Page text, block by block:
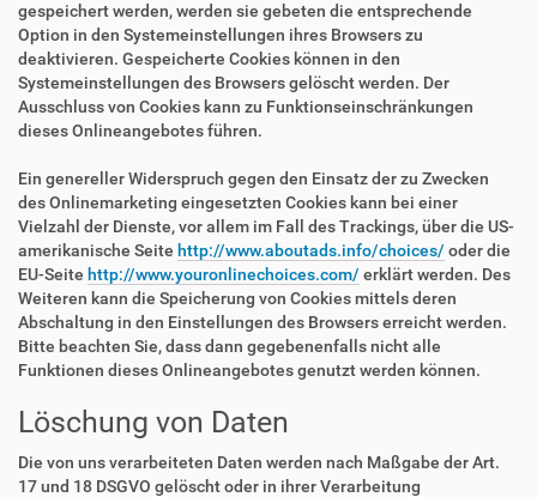
gespeichert werden, werden sie gebeten die entsprechende
Option in den Systemeinstellungen ihres Browsers zu
deaktivieren. Gespeicherte Cookies können in den
Systemeinstellungen des Browsers gelöscht werden. Der
Ausschluss von Cookies kann zu Funktionseinschränkungen
dieses Onlineangebotes führen.
Ein genereller Widerspruch gegen den Einsatz der zu Zwecken
des Onlinemarketing eingesetzten Cookies kann bei einer
Vielzahl der Dienste, vor allem im Fall des Trackings, über die US-
amerikanische Seite http://www.aboutads.info/choices/ oder die
EU-Seite http://www.youronlinechoices.com/ erklärt werden. Des
Weiteren kann die Speicherung von Cookies mittels deren
Abschaltung in den Einstellungen des Browsers erreicht werden.
Bitte beachten Sie, dass dann gegebenenfalls nicht alle
Funktionen dieses Onlineangebotes genutzt werden können.
Löschung von Daten
Die von uns verarbeiteten Daten werden nach Maßgabe der Art.
17 und 18 DSGVO gelöscht oder in ihrer Verarbeitung